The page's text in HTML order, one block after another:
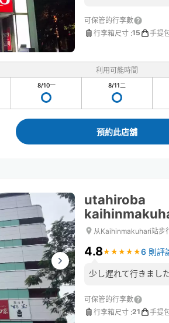
可保管的行李數
行李箱尺寸 :15 手提
利用可能時間
8/10一 8/11二
預約此店舖
utahiroba
从Kaihinmakuhari站步
4.8★ ★ ★ ★ ★
★ ★ ★ ★ ★6 則評
少し遅れて行きまし
可保管的行李數
行李箱尺寸 :21 手提